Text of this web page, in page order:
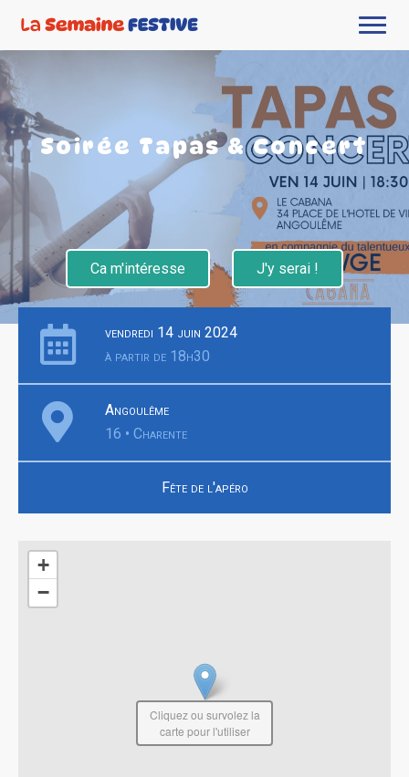
Soirée Tapas & Concert
Ca m'intéresse J'y serai !
vendredi 14 juin 2024
à partir de 18h30
Angoulême
16 • Charente
Fête de l'apéro
+
−
Cliquez ou survolez la
carte pour l'utiliser